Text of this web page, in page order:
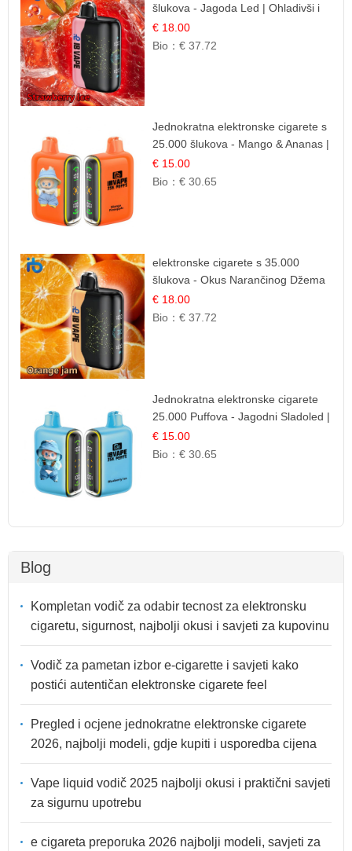
šlukova - Jagoda Led | Ohladivši i
Osježavajući Okus
€ 18.00
Bio：€ 37.72
Jednokratna elektronske cigarete s
25.000 šlukova - Mango & Ananas |
Egzotična Voćna Mješavina
€ 15.00
Bio：€ 30.65
elektronske cigarete s 35.000
šlukova - Okus Narančinog Džema
| Dugotrajno Iskustvo
€ 18.00
Bio：€ 37.72
Jednokratna elektronske cigarete
25.000 Puffova - Jagodni Sladoled |
Kremasta Slatka Okus
€ 15.00
Bio：€ 30.65
Blog
Kompletan vodič za odabir tecnost za elektronsku
cigaretu, sigurnost, najbolji okusi i savjeti za kupovinu
Vodič za pametan izbor e-cigarette i savjeti kako
postići autentičan elektronske cigarete feel
Pregled i ocjene jednokratne elektronske cigarete
2026, najbolji modeli, gdje kupiti i usporedba cijena
Vape liquid vodič 2025 najbolji okusi i praktični savjeti
za sigurnu upotrebu
e cigareta preporuka 2026 najbolji modeli, savjeti za